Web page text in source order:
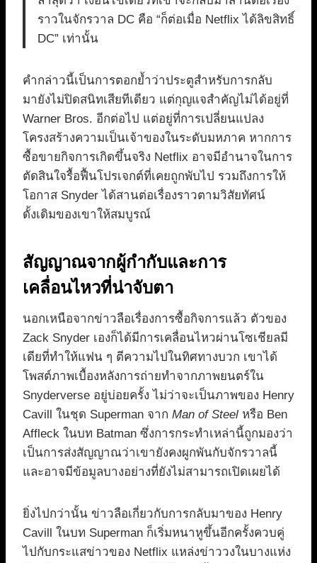
ราวในจักรวาล DC คือ “ก็ต่อเมื่อ Netflix ได้ลิขสิทธิ์
DC” เท่านั้น
คำกล่าวนี้เป็นการตอกย้ำว่าประตูสำหรับการกลับ
มายังไม่ปิดสนิทเสียทีเดียว แต่กุญแจสำคัญไม่ได้อยู่ที่
Warner Bros. อีกต่อไป แต่อยู่ที่การเปลี่ยนแปลง
โครงสร้างความเป็นเจ้าของในระดับมหภาค หากการ
ซื้อขายกิจการเกิดขึ้นจริง Netflix อาจมีอำนาจในการ
ตัดสินใจรื้อฟื้นโปรเจกต์ที่เคยถูกพับไป รวมถึงการให้
โอกาส Snyder ได้สานต่อเรื่องราวตามวิสัยทัศน์
ดั้งเดิมของเขาให้สมบูรณ์
สัญญาณจากผู้กำกับและการ
เคลื่อนไหวที่น่าจับตา
นอกเหนือจากข่าวลือเรื่องการซื้อกิจการแล้ว ตัวของ
Zack Snyder เองก็ได้มีการเคลื่อนไหวผ่านโซเชียลมี
เดียที่ทำให้แฟน ๆ ตีความไปในทิศทางบวก เขาได้
โพสต์ภาพเบื้องหลังการถ่ายทำจากภาพยนตร์ใน
Snyderverse อยู่บ่อยครั้ง ไม่ว่าจะเป็นภาพของ Henry
Cavill ในชุด Superman จาก Man of Steel หรือ Ben
Affleck ในบท Batman ซึ่งการกระทำเหล่านี้ถูกมองว่า
เป็นการส่งสัญญาณว่าเขายังคงผูกพันกับจักรวาลนี้
และอาจมีข้อมูลบางอย่างที่ยังไม่สามารถเปิดเผยได้
ยิ่งไปกว่านั้น ข่าวลือเกี่ยวกับการกลับมาของ Henry
Cavill ในบท Superman ก็เริ่มหนาหูขึ้นอีกครั้งควบคู่
ไปกับกระแสข่าวของ Netflix แหล่งข่าววงในบางแห่ง